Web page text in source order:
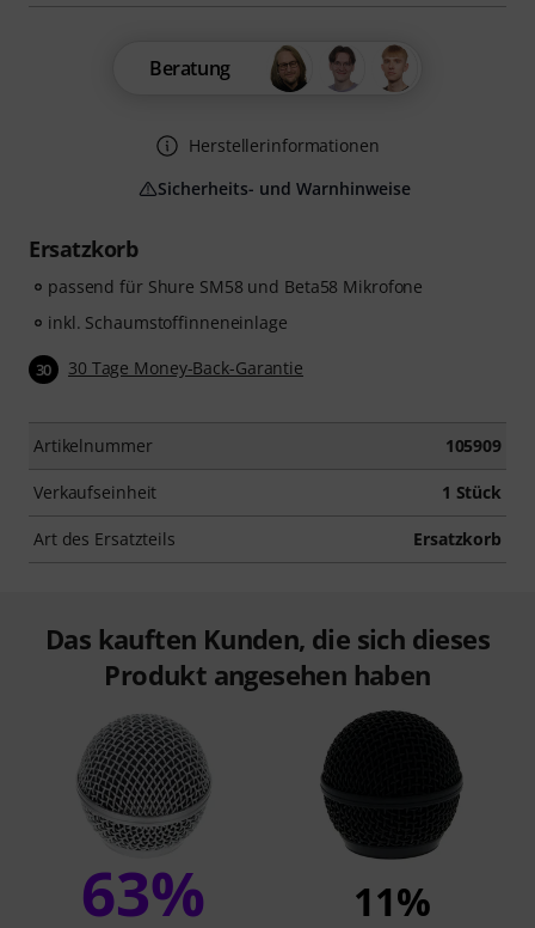
Ersatzkorb
passend für Shure SM58 und Beta58 Mikrofone
inkl. Schaumstoffinneneinlage
30 30 Tage Money-Back-Garantie
Artikelnummer 105909
Verkaufseinheit 1 Stück
Art des Ersatzteils Ersatzkorb
Beratung
Herstellerinformationen
Sicherheits- und Warnhinweise
Das kauften Kunden, die sich dieses
Produkt angesehen haben
63% 11%